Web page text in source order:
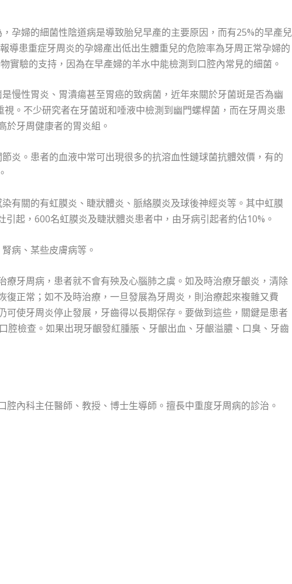
孕婦的細菌性陰道病是導致胎兒早產的主要原因，而有25%的早產兒
導患重症牙周炎的孕婦產出低出生體重兒的危險率為牙周正常孕婦的
實驗的支持，因為在早產婦的羊水中能檢測到口腔內常見的細菌。
慢性胃炎、胃潰瘍甚至胃癌的致病菌，近年來關於牙菌斑是否為幽
視。不少研究者在牙菌斑和唾液中檢測到幽門螺桿菌，而在牙周炎患
於牙周健康者的胃炎組。
炎。患者的血液中常可出現很多的抗溶血性鏈球菌抗體效價，有的
有關的有虹膜炎、睫狀體炎、脈絡膜炎及球後神經炎等。其中虹膜
起，600名虹膜炎及睫狀體炎患者中，由牙病引起者約佔10%。
病、某些皮膚病等。
療牙周病，患者就不會有殃及心腦肺之虞。如及時治療牙齦炎，清除
復正常；如不及時治療，一旦發展為牙周炎，則治療起來複雜又費
可使牙周炎停止發展，牙齒得以長期保存。要做到這些，關鍵是患者
腔檢查。如果出現牙齦發紅腫脹、牙齦出血、牙齦溢膿、口臭、牙齒
腔內科主任醫師、教授、博士生導師。擅長中重度牙周病的診治。